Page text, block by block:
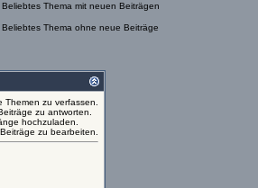
Beliebtes Thema mit neuen Beiträgen
Beliebtes Thema ohne neue Beiträge
Themen zu verfassen.
zu antworten.
hochzuladen.
zu bearbeiten.